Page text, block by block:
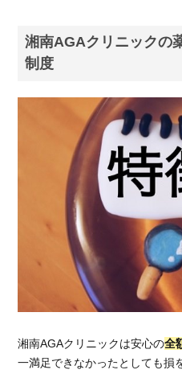
湘南AGAクリニックの
制度
湘南AGAクリニックは安心の全
一満足できなかったとしても損